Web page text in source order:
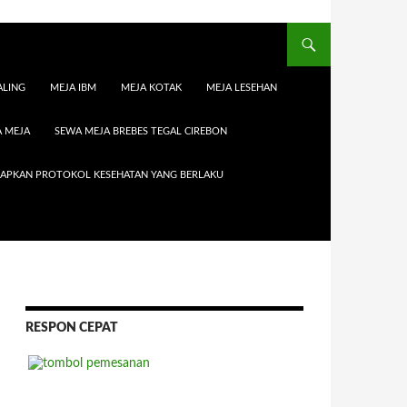
MEJA IBM MEJA KOTAK MEJA LESEHAN
MEJA SEWA MEJA BREBES TEGAL CIREBON
PROTOKOL KESEHATAN YANG BERLAKU
RESPON CEPAT